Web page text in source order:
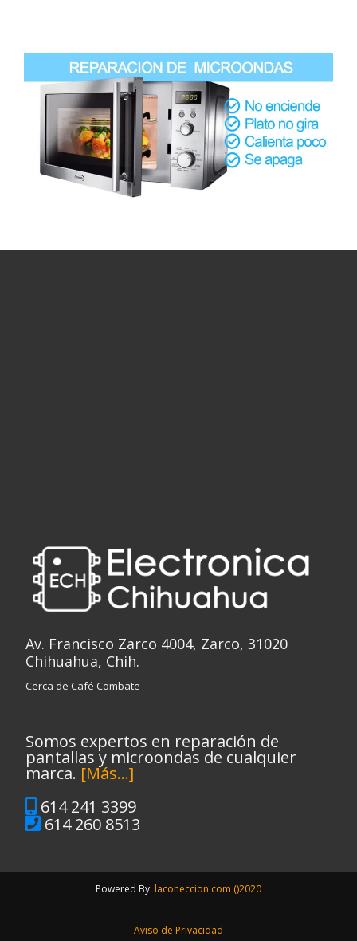
Av. Francisco Zarco 4004, Zarco, 31020
Chihuahua, Chih.
Cerca de Café Combate
Somos expertos en reparación de
pantallas y microondas de cualquier
marca. [Más...]
614 241 3399
614 260 8513
Powered By: laconeccion.com ()2020
Aviso de Privacidad